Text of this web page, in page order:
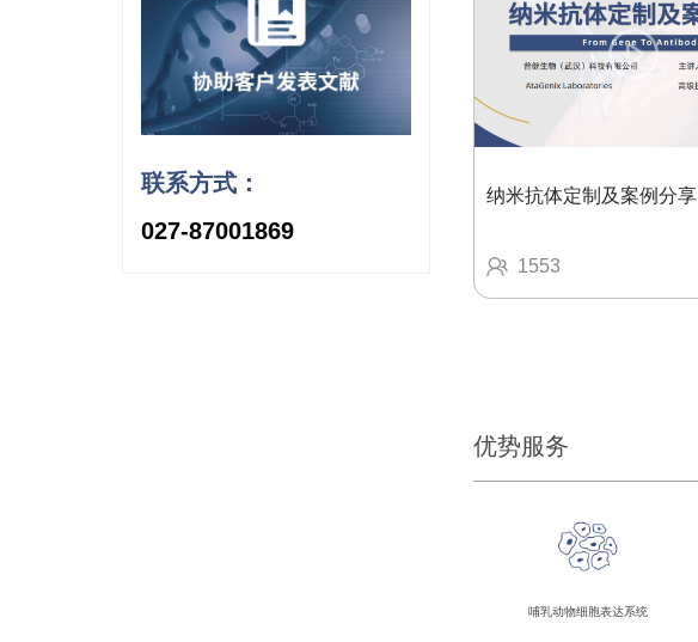
联系方式：
027-87001869
纳米抗体定制及案例分享
1553
优势服务
哺乳动物细胞表达系统